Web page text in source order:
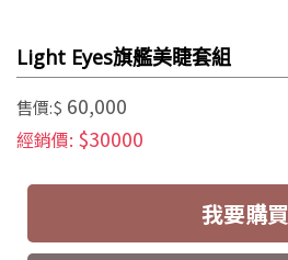
Light Eyes旗艦美睫套組
售價:$ 60,000
經銷價: $30000
我要購買